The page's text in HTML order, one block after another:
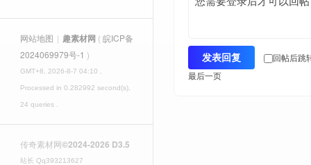
网站地图 | 趣素材网 ( 皖ICP备
2024069979号-1 )
GMT+8, 2026-8-7 04:10
Processed in 0.282992 second(s),
24 queries .
传奇素材网©2024-2026 D3.5
站长 Qq393213627
册
发表回复
回帖后跳
最后一页